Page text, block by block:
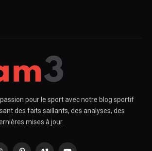
pour le sport avec notre blog sportif
des faits saillants, des analyses, des
mises à jour.